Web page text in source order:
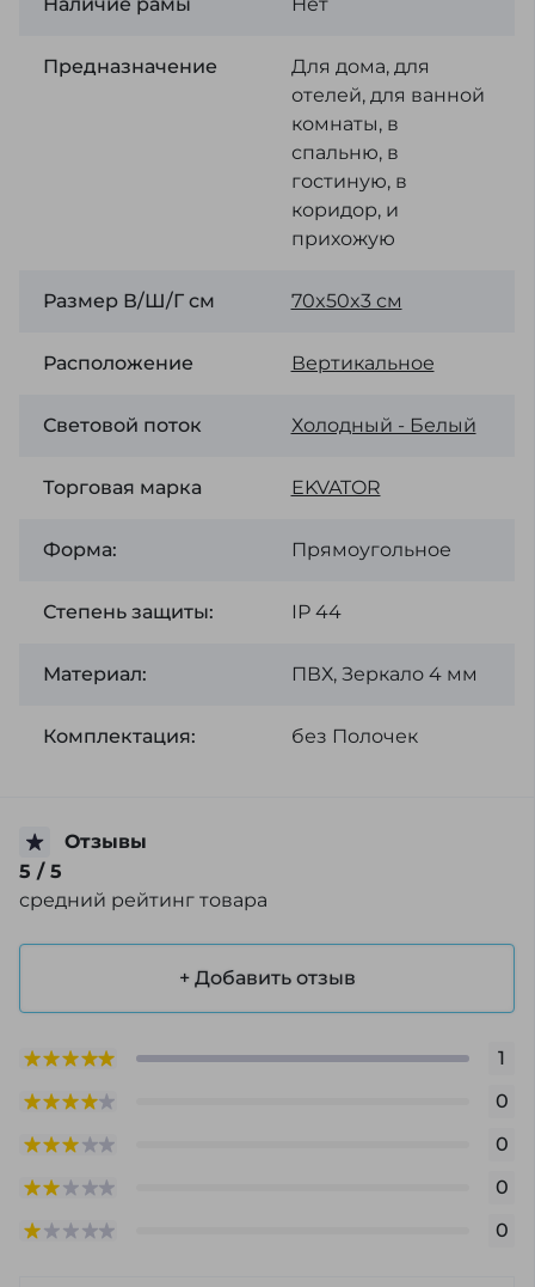
Предназначение
Для дома, для
отелей, для ванной
комнаты, в
спальню, в
гостиную, в
коридор, и
прихожую
Размер В/Ш/Г см 70x50x3 см
Расположение Вертикальное
Световой поток Холодный - Белый
Торговая марка EKVATOR
Форма: Прямоугольное
Степень защиты: ІР 44
Материал: ПВХ, Зеркало 4 мм
Комплектация: без Полочек
Отзывы
5 / 5
средний рейтинг товара
+ Добавить отзыв
1
0
0
0
0